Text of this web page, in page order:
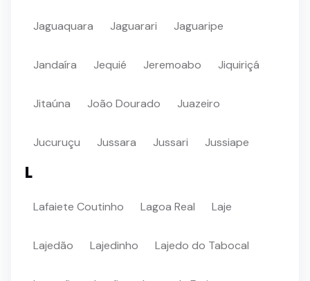
Jaguaquara Jaguarari Jaguaripe
Jandaíra Jequié Jeremoabo Jiquiriçá
Jitaúna João Dourado Juazeiro
Jucuruçu Jussara Jussari Jussiape
L
Lafaiete Coutinho Lagoa Real Laje
Lajedão Lajedinho Lajedo do Tabocal